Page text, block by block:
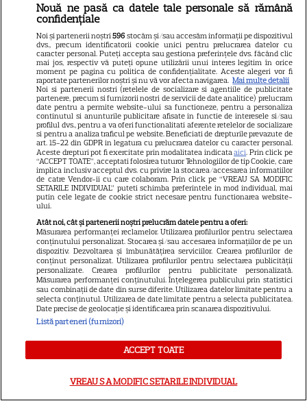
Agentul Kim reactivat pe
Netflix: Serialul-fenomen care
a rupt topurile de audiență. Ce
șanse sunt pentru Sezonul 2
ARTICOLE PARTENERI
Horoscop 4 august 2026.
Capricornilor le este greu să
aibă răbdare într-un context
atât de dinamic, dar ei știu că
nu se poate altfel
contul unei persoane
Nouă ne pasă ca datele tale personale să rămână
confidențiale
Noi și partenerii noștri596 stocăm și/sau accesăm informații pe dispozitivul
dvs., precum identificatorii cookie unici pentru prelucrarea datelor cu
caracter personal. Puteți accepta sau gestiona preferințele dvs. făcând clic
mai jos, respectiv vă puteți opune utilizării unui interes legitim în orice
moment pe pagina cu politica de confidențialitate. Aceste alegeri vor fi
raportate partenerilor noștri și nu vă vor afecta navigarea. Mai multe detalii
Noi si partenerii nostri (retelele de socializare si agentiile de publicitate
partenere, precum si furnizorii nostri de servicii de date analitice) prelucram
date pentru a permite website-ului sa functioneze, pentru a personaliza
continutul si anunturile publicitare afisate in functie de interesele si/sau
profilul dvs., pentru a va oferi functionalitati aferente retelelor de socializare
si pentru a analiza traficul pe website. Beneficiati de drepturile prevazute de
art. 15-22 din GDPR in legatura cu prelucrarea datelor cu caracter personal.
Aceste drepturi pot fi exercitate prin modalitatea indicataaici. Prin click pe
“ACCEPT TOATE”, acceptati folosirea tuturor Tehnologiilor de tip Cookie, care
implica inclusiv acceptul dvs. cu privire la stocarea/accesarea informatiilor
de catre Vendor-ii cu care colaboram. Prin click pe “VREAU SA MODIFIC
SETARILE INDIVIDUAL” puteti schimba preferintele in mod individual, mai
putin cele legate de cookie strict necesare pentru functionarea website-
ului.
Atât noi, cât și partenerii noștri prelucrăm datele pentru a oferi:
Măsurarea performanței reclamelor. Utilizarea profilurilor pentru selectarea
conținutului personalizat. Stocarea și/sau accesarea informațiilor de pe un
dispozitiv. Dezvoltarea și îmbunătățirea serviciilor. Crearea profilurilor de
conținut personalizat. Utilizarea profilurilor pentru selectarea publicității
personalizate. Crearea profilurilor pentru publicitate personalizată.
Măsurarea performanței conținutului. Înțelegerea publicului prin statistici
sau combinații de date din surse diferite. Utilizarea datelor limitate pentru a
selecta conținutul. Utilizarea de date limitate pentru a selecta publicitatea.
Date precise de geolocație și identificarea prin scanarea dispozitivului.
Listă parteneri (furnizori)
ACCEPT TOATE
VREAU SA MODIFIC SETARILE INDIVIDUAL